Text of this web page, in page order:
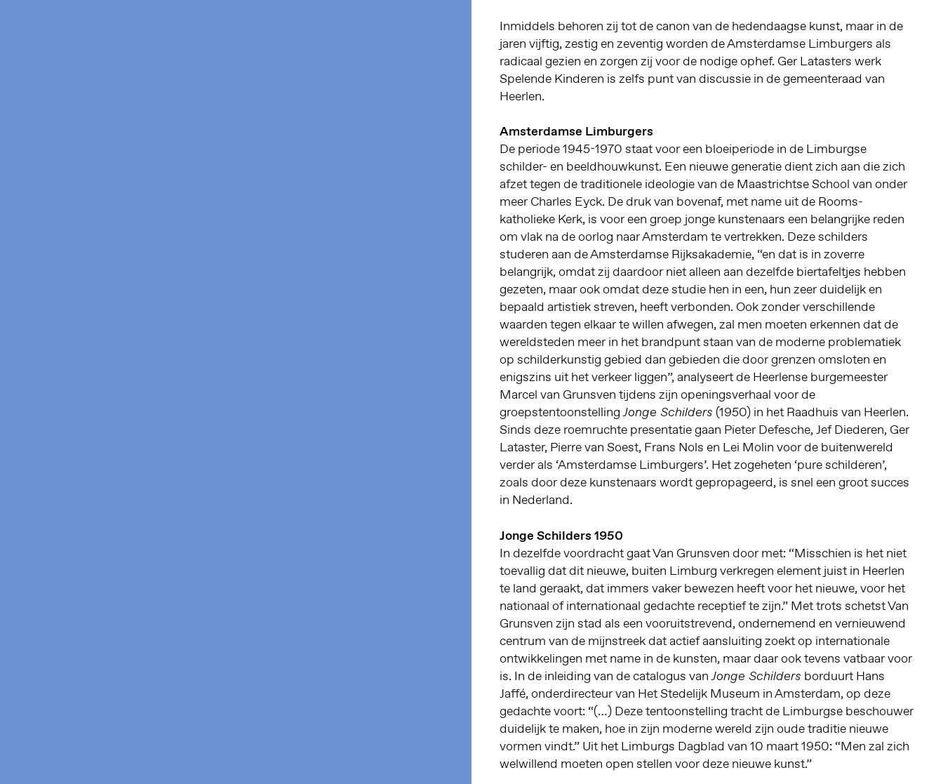
Inmiddels behoren zij tot de canon van de hedendaagse kunst, maar in de
jaren vijftig, zestig en zeventig worden de Amsterdamse Limburgers als
radicaal gezien en zorgen zij voor de nodige ophef. Ger Latasters werk
Spelende Kinderen is zelfs punt van discussie in de gemeenteraad van
Heerlen.
Amsterdamse Limburgers
De periode 1945-1970 staat voor een bloeiperiode in de Limburgse
schilder- en beeldhouwkunst. Een nieuwe generatie dient zich aan die zich
afzet tegen de traditionele ideologie van de Maastrichtse School van onder
meer Charles Eyck. De druk van bovenaf, met name uit de Rooms-
katholieke Kerk, is voor een groep jonge kunstenaars een belangrijke reden
om vlak na de oorlog naar Amsterdam te vertrekken. Deze schilders
studeren aan de Amsterdamse Rijksakademie, “en dat is in zoverre
belangrijk, omdat zij daardoor niet alleen aan dezelfde biertafeltjes hebben
gezeten, maar ook omdat deze studie hen in een, hun zeer duidelijk en
bepaald artistiek streven, heeft verbonden. Ook zonder verschillende
waarden tegen elkaar te willen afwegen, zal men moeten erkennen dat de
wereldsteden meer in het brandpunt staan van de moderne problematiek
op schilderkunstig gebied dan gebieden die door grenzen omsloten en
enigszins uit het verkeer liggen”, analyseert de Heerlense burgemeester
Marcel van Grunsven tijdens zijn openingsverhaal voor de
groepstentoonstellingJonge Schilders (1950) in het Raadhuis van Heerlen.
Sinds deze roemruchte presentatie gaan Pieter Defesche, Jef Diederen, Ger
Lataster, Pierre van Soest, Frans Nols en Lei Molin voor de buitenwereld
verder als ‘Amsterdamse Limburgers’. Het zogeheten ‘pure schilderen’,
zoals door deze kunstenaars wordt gepropageerd, is snel een groot succes
in Nederland.
Jonge Schilders 1950
In dezelfde voordracht gaat Van Grunsven door met: “Misschien is het niet
toevallig dat dit nieuwe, buiten Limburg verkregen element juist in Heerlen
te land geraakt, dat immers vaker bewezen heeft voor het nieuwe, voor het
nationaal of internationaal gedachte receptief te zijn.” Met trots schetst Van
Grunsven zijn stad als een vooruitstrevend, ondernemend en vernieuwend
centrum van de mijnstreek dat actief aansluiting zoekt op internationale
ontwikkelingen met name in de kunsten, maar daar ook tevens vatbaar voor
is. In de inleiding van de catalogus vanJonge Schilders borduurt Hans
Jaffé, onderdirecteur van Het Stedelijk Museum in Amsterdam, op deze
gedachte voort: “(…) Deze tentoonstelling tracht de Limburgse beschouwer
duidelijk te maken, hoe in zijn moderne wereld zijn oude traditie nieuwe
vormen vindt.” Uit het Limburgs Dagblad van 10 maart 1950: “Men zal zich
welwillend moeten open stellen voor deze nieuwe kunst.”